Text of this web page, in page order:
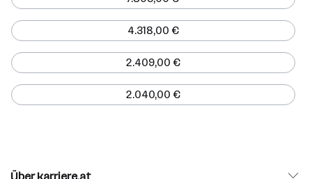
4.318,00 €
2.409,00 €
2.040,00 €